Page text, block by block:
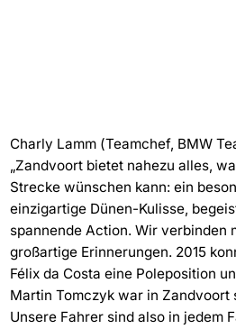
Charly Lamm (Teamchef, BMW
„Zandvoort bietet nahezu alles,
Strecke wünschen kann: ein
einzigartige Dünen-Kulisse,
spannende Action. Wir verbinden
großartige Erinnerungen. 2015
Félix da Costa eine Poleposition
Martin Tomczyk war in
Unsere Fahrer sind also in jedem